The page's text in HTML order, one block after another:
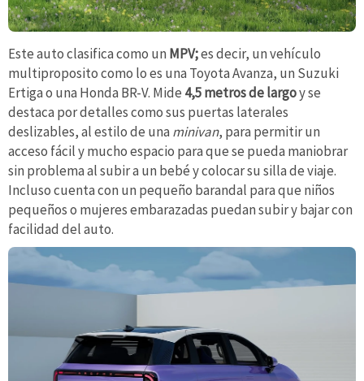
Este auto clasifica como un MPV;es decir, un vehículo
multiproposito como lo es una Toyota Avanza, un Suzuki
Ertiga o una Honda BR-V. Mide 4,5 metros de largoy se
destaca por detalles como sus puertas laterales
deslizables, al estilo de una minivan, para permitir un
acceso fácil y mucho espacio para que se pueda maniobrar
sin problema al subir a un bebé y colocar su silla de viaje.
Incluso cuenta con un pequeño barandal para que niños
pequeños o mujeres embarazadas puedan subir y bajar con
facilidad del auto.